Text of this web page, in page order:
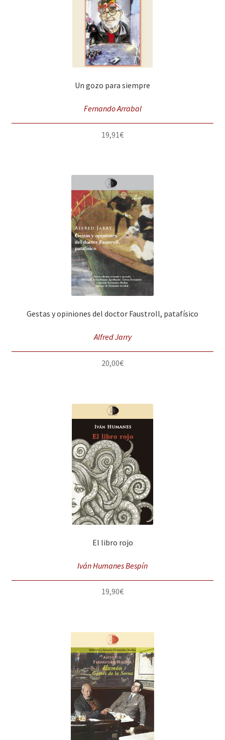
Un gozo para siempre
Fernando Arrabal
19,91€
Gestas y opiniones del doctor Faustroll, patafísico
Alfred Jarry
20,00€
El libro rojo
Iván Humanes Bespín
19,90€